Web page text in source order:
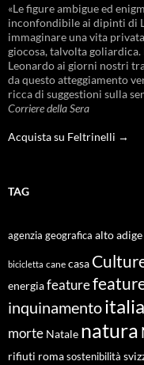
«Le figure ambigue ed
inconfondibile ai dipinti di
immaginare una vita
giocosa, talvolta
Leonardo ai giorni nostri
da questo atteggiamento
ricca di suggestioni sulla
Corriere della Sera
Acquista su Feltrinelli →
TAG
agenzia geografica alto adige
bicicletta cane casa
energiafeature
inquinamentoitalia
morte Natale natura
rifiuti roma sostenibilità